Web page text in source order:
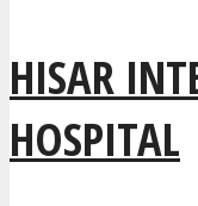
HISAR
HOSPITAL